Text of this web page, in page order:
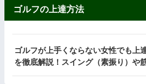
ゴルフの上達方法
ゴルフが上手くならない女性でも上
を徹底解説！スイング（素振り）や